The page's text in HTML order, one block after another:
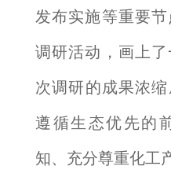
发布实施等重要
调研活动，画上
次调研的成果浓
遵循生态优先的
知、充分尊重化工